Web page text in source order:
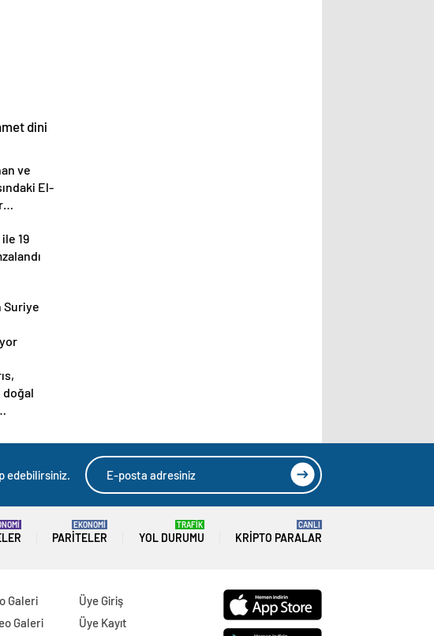
dini
ve
El-
19
Suriye
doğal
edebilirsiniz.
PARITELER
EKONOMİ
YOL DURUMU
TRAFİK
KRIPTO PARALAR
CANLI
Galeri
Galeri
Üye Giriş
Üye Kayıt